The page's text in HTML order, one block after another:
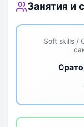
Занятия и
Soft skills /